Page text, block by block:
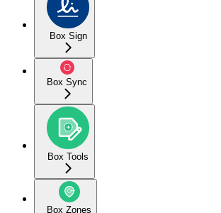
Box Sign
Box Sync
Box Tools
Box Zones